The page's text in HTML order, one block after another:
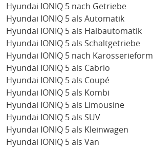
Hyundai IONIQ 5 nach Getriebe
Hyundai IONIQ 5 als Automatik
Hyundai IONIQ 5 als Halbautomatik
Hyundai IONIQ 5 als Schaltgetriebe
Hyundai IONIQ 5 nach Karosserieform
Hyundai IONIQ 5 als Cabrio
Hyundai IONIQ 5 als Coupé
Hyundai IONIQ 5 als Kombi
Hyundai IONIQ 5 als Limousine
Hyundai IONIQ 5 als SUV
Hyundai IONIQ 5 als Kleinwagen
Hyundai IONIQ 5 als Van